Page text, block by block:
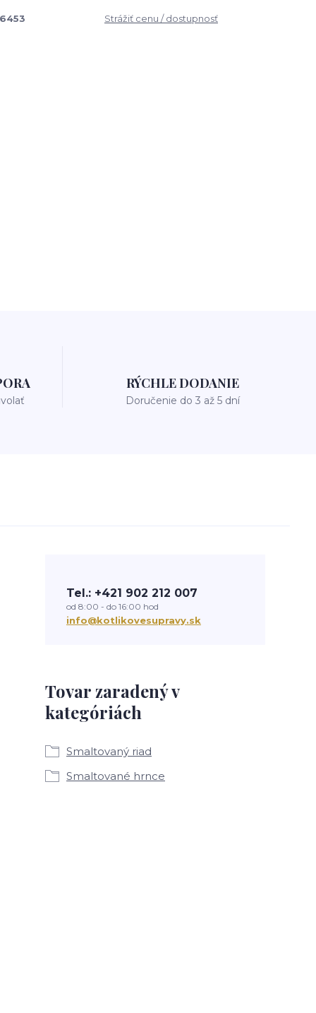
Strážiť cenu / dostupnosť
RÝCHLE DODANIE
Doručenie do 3 až 5 dní
Tovar zaradený v
kategóriách
Smaltovaný riad
Smaltované hrnce
Tel.: +421 902 212 007
od 8:00 - do 16:00 hod
info@kotlikovesupravy.sk